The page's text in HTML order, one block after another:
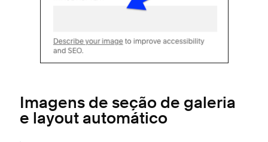
Imagens de seção de galeria
e layout automático